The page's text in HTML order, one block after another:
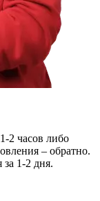
2 часов либо
– обратно.
1-2 дня.